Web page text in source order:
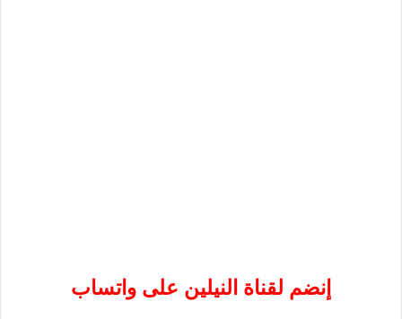
إنضم لقناة النيلين على واتساب